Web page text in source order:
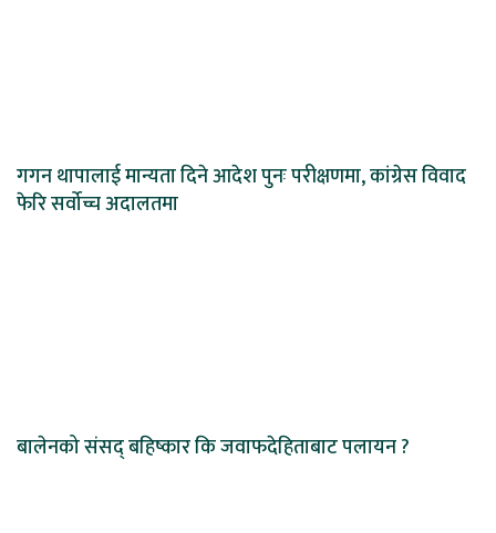
गगन थापालाई मान्यता दिने आदेश पुनः परीक्षणमा, कांग्रेस विवाद
फेरि सर्वोच्च अदालतमा
बालेनको संसद् बहिष्कार कि जवाफदेहिताबाट पलायन ?